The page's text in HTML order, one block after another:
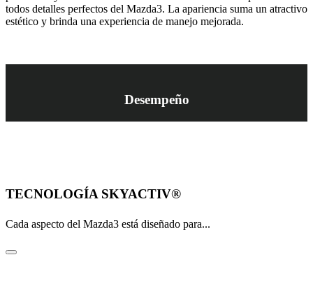
todos detalles perfectos del Mazda3. La apariencia suma un atractivo
estético y brinda una experiencia de manejo mejorada.
Desempeño
TECNOLOGÍA SKYACTIV®
Cada aspecto del Mazda3 está diseñado para...